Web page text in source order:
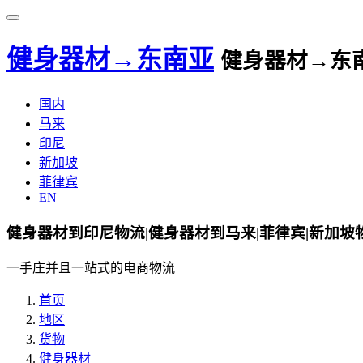
健身器材→东南亚 健身器材→东
国内
马来
印尼
新加坡
菲律宾
EN
健身器材到印尼物流|健身器材到马来|菲律宾|新加坡
一手庄并且一站式的电商物流
首页
地区
货物
健身器材